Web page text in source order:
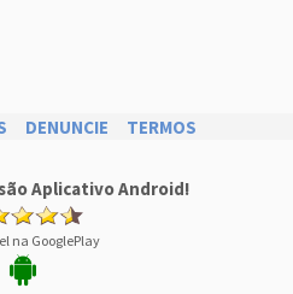
DENUNCIE TERMOS
Aplicativo Android!
na GooglePlay